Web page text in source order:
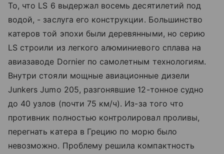
То, что LS 6 выдержал восемь десятилетий под
водой, - заслуга его конструкции. Большинство
катеров той эпохи были деревянными, но серию
LS строили из легкого алюминиевого сплава на
авиазаводе Dornier по самолетным технологиям.
Внутри стояли мощные авиационные дизели
Junkers Jumo 205, разгонявшие 12-тонное судно
до 40 узлов (почти 75 км/ч). Из-за того что
противник полностью контролировал проливы,
перегнать катера в Грецию по морю было
невозможно. Проблему решила компактность